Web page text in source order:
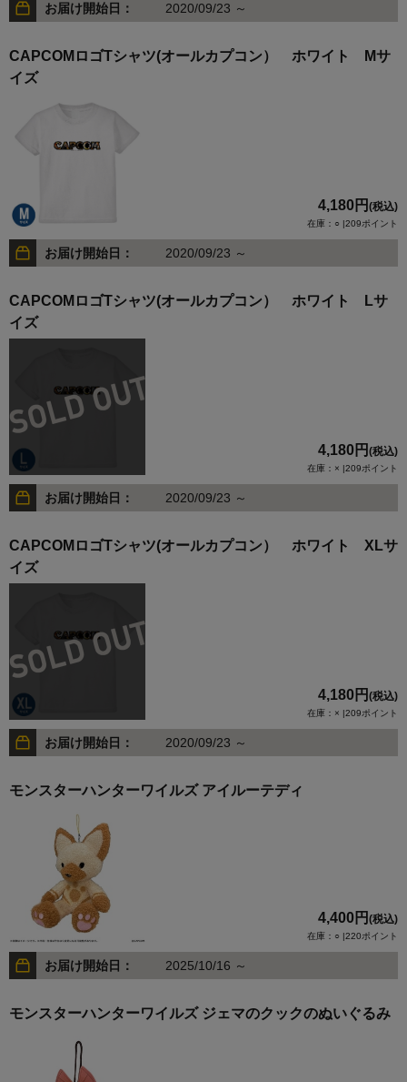
お届け開始日： 2020/09/23 ～
CAPCOMロゴTシャツ(オールカプコン） ホワイト Mサ
イズ
4,180円 (税込)
在庫：○ |209ポイント
お届け開始日： 2020/09/23 ～
CAPCOMロゴTシャツ(オールカプコン） ホワイト Lサ
イズ
4,180円 (税込)
在庫：× |209ポイント
お届け開始日： 2020/09/23 ～
CAPCOMロゴTシャツ(オールカプコン） ホワイト XLサ
イズ
4,180円 (税込)
在庫：× |209ポイント
お届け開始日： 2020/09/23 ～
モンスターハンターワイルズ アイルーテディ
4,400円 (税込)
在庫：○ |220ポイント
お届け開始日： 2025/10/16 ～
モンスターハンターワイルズ ジェマのクックのぬいぐるみ